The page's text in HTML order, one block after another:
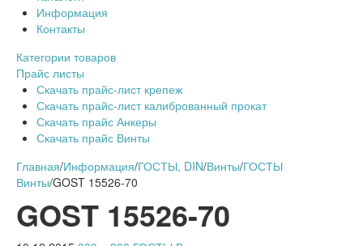
Информация
Контакты
Категории товаров
Прайс листы
Скачать прайс-лист крепеж
Скачать прайс-лист калиброванный прокат
Скачать прайс Анкеры
Скачать прайс Винты
Главная/Информация/ГОСТЫ, DIN/Винты/ГОСТЫ
Винты/GOST 15526-70
GOST 15526-70